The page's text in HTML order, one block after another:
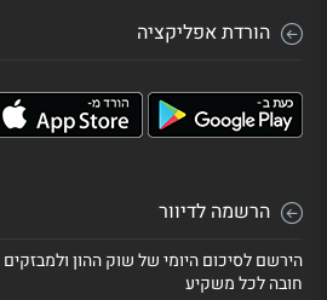
הורדת אפליקציה
הרשמה לדיוור
הירשם לסיכום היומי של שוק ההון ולמבזקים
חובה לכל משקיע